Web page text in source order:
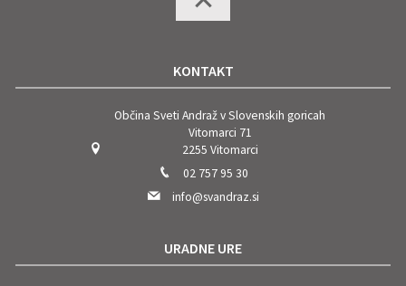
KONTAKT
Občina Sveti Andraž v Slovenskih goricah
Vitomarci 71
2255 Vitomarci
02 757 95 30
info@svandraz.si
URADNE URE